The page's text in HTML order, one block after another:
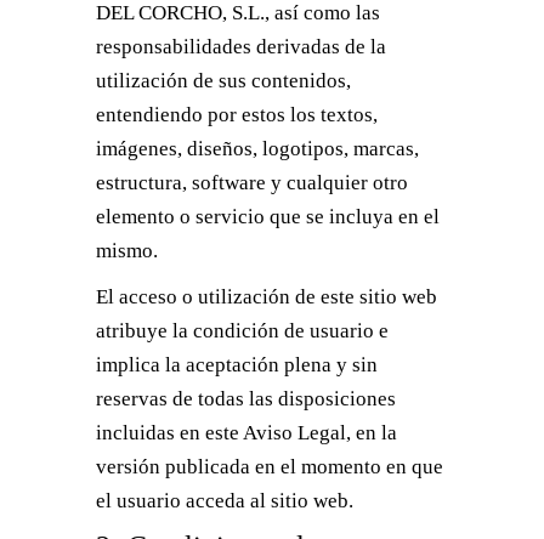
DEL CORCHO, S.L., así como las
responsabilidades derivadas de la
utilización de sus contenidos,
entendiendo por estos los textos,
imágenes, diseños, logotipos, marcas,
estructura, software y cualquier otro
elemento o servicio que se incluya en el
mismo.
El acceso o utilización de este sitio web
atribuye la condición de usuario e
implica la aceptación plena y sin
reservas de todas las disposiciones
incluidas en este Aviso Legal, en la
versión publicada en el momento en que
el usuario acceda al sitio web.